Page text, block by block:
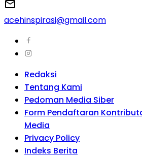
acehinspirasi@gmail.com
Redaksi
Tentang Kami
Pedoman Media Siber
Form Pendaftaran
Media
Privacy Policy
Indeks Berita